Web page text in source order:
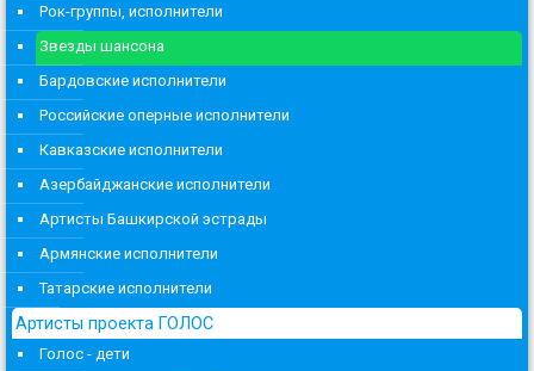
Рок-группы, исполнители
Звезды шансона
Бардовские исполнители
Российские оперные исполнители
Кавказские исполнители
Азербайджанские исполнители
Артисты Башкирской эстрады
Армянские исполнители
Татарские исполнители
Артисты проекта ГОЛОС
Голос - дети